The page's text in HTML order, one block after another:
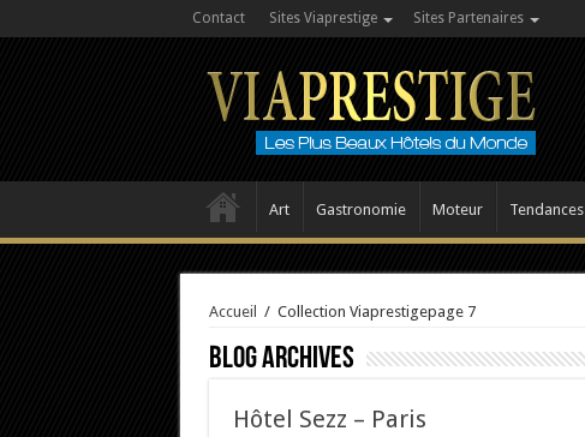
Contact Sites Viaprestige Sites Partenaires
Art Gastronomie Moteur Tendances
Accueil / Collection Viaprestigepage 7
Blog Archives
Hôtel Sezz – Paris